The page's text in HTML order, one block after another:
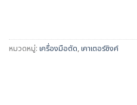
หมวดหมู่: เครื่องมือตัด,เคาเตอร์ซิงค์